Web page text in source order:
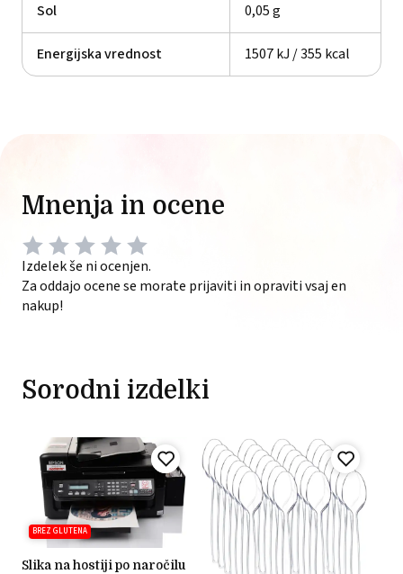
Sol 0,05 g
Energijska vrednost 1507 kJ / 355 kcal
Mnenja in ocene
Izdelek še ni ocenjen.
Za oddajo ocene se morate prijaviti in opraviti vsaj en
nakup!
Sorodni izdelki
BREZ GLUTENA
slika na hostiji po naročilu